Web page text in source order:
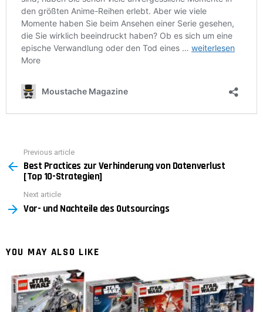
more
Previous article
Best Practices zur Verhinderung von Datenverlust
[Top 10-Strategien]
Next article
Vor- und Nachteile des Outsourcings
YOU MAY ALSO LIKE